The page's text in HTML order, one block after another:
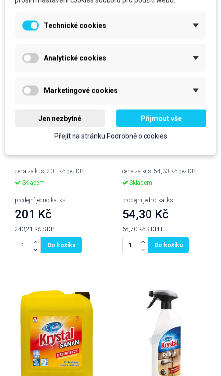
KRYSTAL na okna, 5L
cena za kus: 201 Kč bez DPH
Skladem
prodejní jednotka: ks
201 Kč
243,21 Kč S DPH
Do košíku
KRYSTAL na okna s
cena za kus: 54,30 Kč bez DPH
Skladem
prodejní jednotka: ks
54,30 Kč
65,70 KčS DPH
Do košíku
Technické cookies
Analytické cookies
Marketingové cookies
Jen nezbytné Přijmout vše
Přejít na stránku Podrobně o cookies